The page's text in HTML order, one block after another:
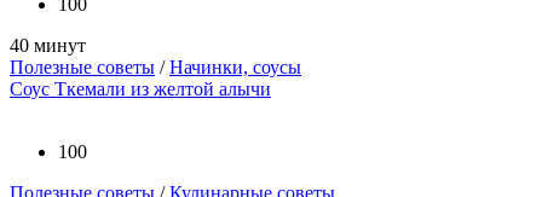
100
40 минут
Полезные советы /Начинки, соусы
Соус Ткемали из желтой алычи
100